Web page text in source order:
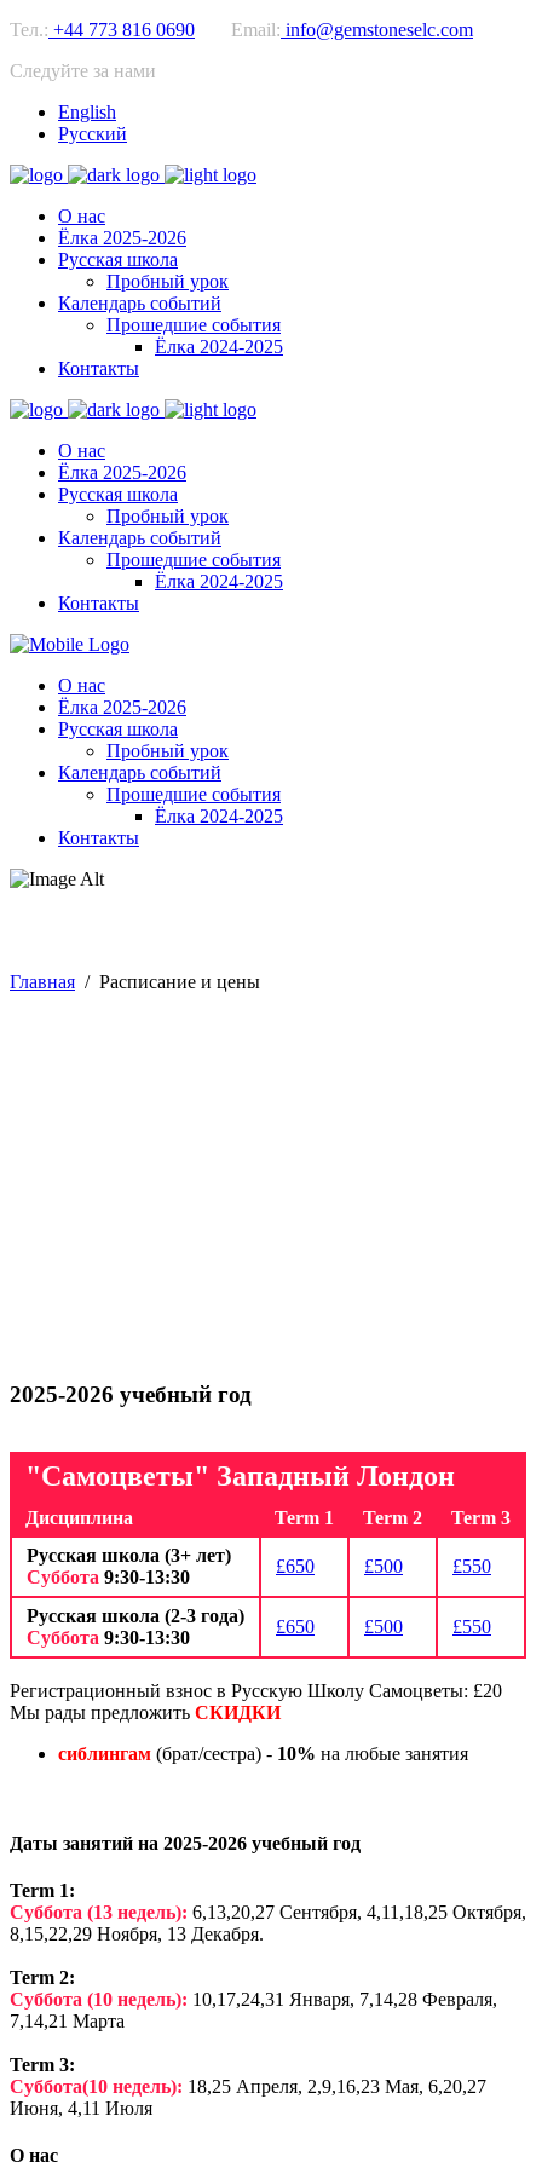
Тел.: +44 773 816 0690 Email: info@gemstoneselc.com
Следуйте за нами
English
Русский
О нас
Ёлка 2025-2026
Русская школа
Пробный урок
Календарь событий
Прошедшие события
Ёлка 2024-2025
Контакты
О нас
Ёлка 2025-2026
Русская школа
Пробный урок
Календарь событий
Прошедшие события
Ёлка 2024-2025
Контакты
О нас
Ёлка 2025-2026
Русская школа
Пробный урок
Календарь событий
Прошедшие события
Ёлка 2024-2025
Контакты
Главная / Расписание и цены
2025-2026 учебный год
"Самоцветы" Западный Лондон
Дисциплина Term 1 Term 2
Term 3
Русская школа (3+ лет)
Суббота 9:30-13:30
£650 £500 £550
Русская школа (2-3 года)
Суббота 9:30-13:30
£650 £500 £550
Регистрационный взнос в Русскую Школу Самоцветы: £20
Мы рады предложить СКИДКИ
сиблингам (брат/сестра) - 10% на любые занятия
Даты занятий на 2025-2026 учебный год
Term 1:
Суббота (13 недель): 6,13,20,27 Сентября, 4,11,18,25 Октября,
8,15,22,29 Ноября, 13 Декабря.
Term 2:
Суббота (10 недель): 10,17,24,31 Января, 7,14,28 Февраля,
7,14,21 Марта
Term 3:
Cуббота(10 недель): 18,25 Апреля, 2,9,16,23 Мая, 6,20,27
Июня, 4,11 Июля
О нас